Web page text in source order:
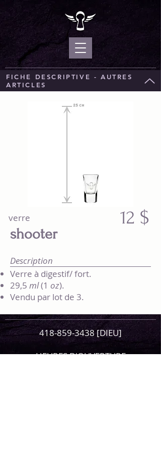
FICHE DESCRIPTIVE - AUTRES
ARTICLES
verre
shooter
12 $
Description
Verre à digestif/ fort.
29,5 ml(1 oz).
Vendu par lot de 3.
418-859-3438[DIEU]
HEURES D'OUVERTURE